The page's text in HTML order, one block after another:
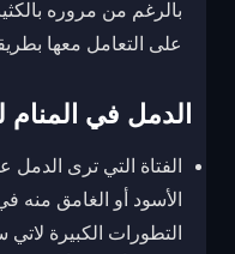
بالرغم من مروره
على التعامل معها
الدمل في المنام
الفتاة التي ترى
الأسود أو الغامق منه
التطورات الكبيرة